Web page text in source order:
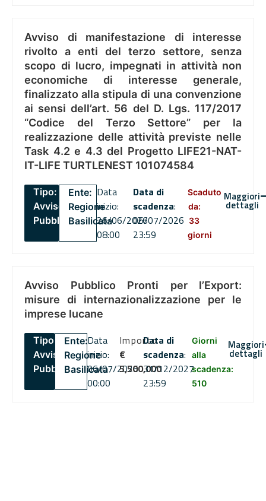
Avviso di manifestazione di interesse
rivolto a enti del terzo settore, senza
scopo di lucro, impegnati in attività non
economiche di interesse generale,
finalizzato alla stipula di una convenzione
ai sensi dell’art. 56 del D. Lgs. 117/2017
“Codice del Terzo Settore” per la
realizzazione delle attività previste nelle
Task 4.2 e 4.3 del Progetto LIFE21-NAT-
IT-LIFE TURTLENEST 101074584
Tipo:
Avviso
Pubblico
Ente:
Regione
Basilicata
Data
inizio:
26/06/2026
08:00
Data di
scadenza:
06/07/2026
23:59
Scaduto
da:
33
giorni
Maggiori
dettagli
Avviso Pubblico Pronti per l’Export:
misure di internazionalizzazione per le
imprese lucane
Tipo:
Avviso
Pubblico
Ente:
Regione
Basilicata
Data
inizio:
06/07/2026
00:00
Importo
€
5,500,000
Data di
scadenza:
31/12/2027
23:59
Giorni
alla
scadenza:
510
Maggiori
dettagli